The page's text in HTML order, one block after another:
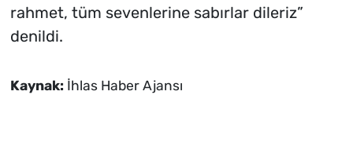
rahmet, tüm sevenlerine sabırlar dileriz”
denildi.
Kaynak: İhlas Haber Ajansı